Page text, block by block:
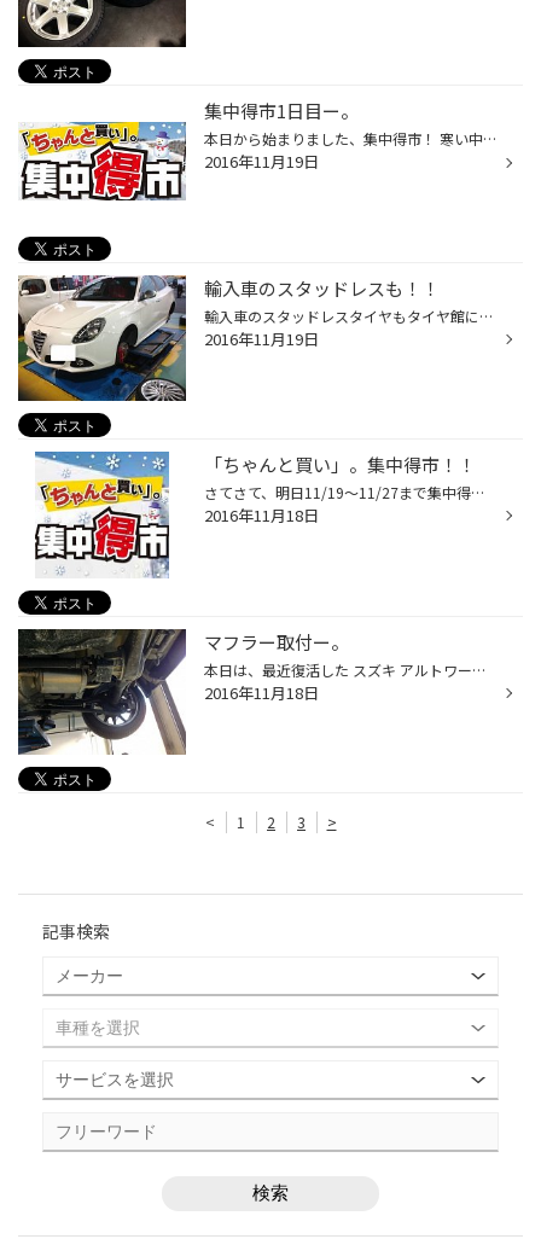
集中得市1日目ー。
本日から始まりました、集中得市！ 寒い中沢山ご来店いただきまして、ありがとうございます！ 冬タイヤへの交換はお済ですか？ 例年12月に入ってしまうと履き替えでの混雑が予想されます・・・。 作業に入るまでに〇時間待ちなんてこともあります！ １１月中は比較的空いていますので早めの履きかえ...
2016年11月19日
輸入車のスタッドレスも！！
輸入車のスタッドレスタイヤもタイヤ館にお任せ！ アナタと愛車にピッタリなタイヤを選び抜きます！
2016年11月19日
「ちゃんと買い」。集中得市！！
さてさて、明日11/19～11/27まで集中得市を開催しちゃいますよー！！ ついに東京に初雪情報が出ました！ 12/18日みたいですね・・・。 近年、関東でも雪降りますからねー。 スタッドレスタイヤのご準備はお済ですか？？ まだ、お済でない方は早めのご準備を・・・。 在庫が豊富な内に準備しておけば...
2016年11月18日
マフラー取付ー。
本日は、最近復活した スズキ アルトワークスにマフラーを取付しましたよ！！ マフラーメーカーの老舗のFUJITSUBOのAUTHORIZE Rです！ 特徴としては、排気効率、サウンド、デザインをベストバランスさせ、町乗り～スポーツ走行までオールラウンドに対応できるモデルでございます！！ 排気音もそこ...
2016年11月18日
< 1 2 3 >
記事検索